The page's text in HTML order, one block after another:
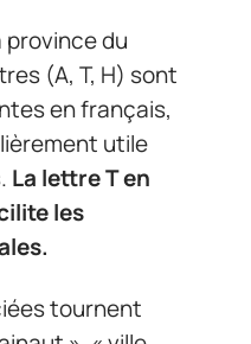
du
(A, T, H) sont
en français,
utile
La lettre T en
les
tournent